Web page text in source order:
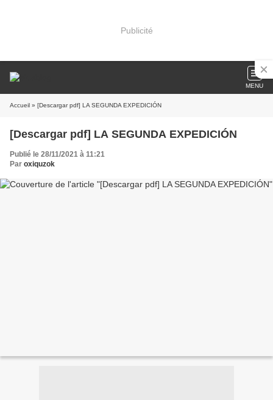
Publicité
MENU
Accueil » [Descargar pdf] LA SEGUNDA EXPEDICIÓN
[Descargar pdf] LA SEGUNDA EXPEDICIÓN
Publié le 28/11/2021 à 11:21
Par oxiquzok